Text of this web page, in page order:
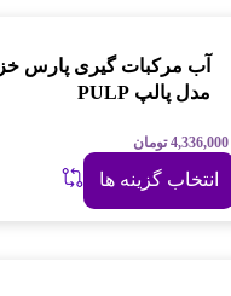
آب مرکبات گیری پارس خزر
مدل پالپ PULP
4,336,000 تومان
انتخاب گزینه ها